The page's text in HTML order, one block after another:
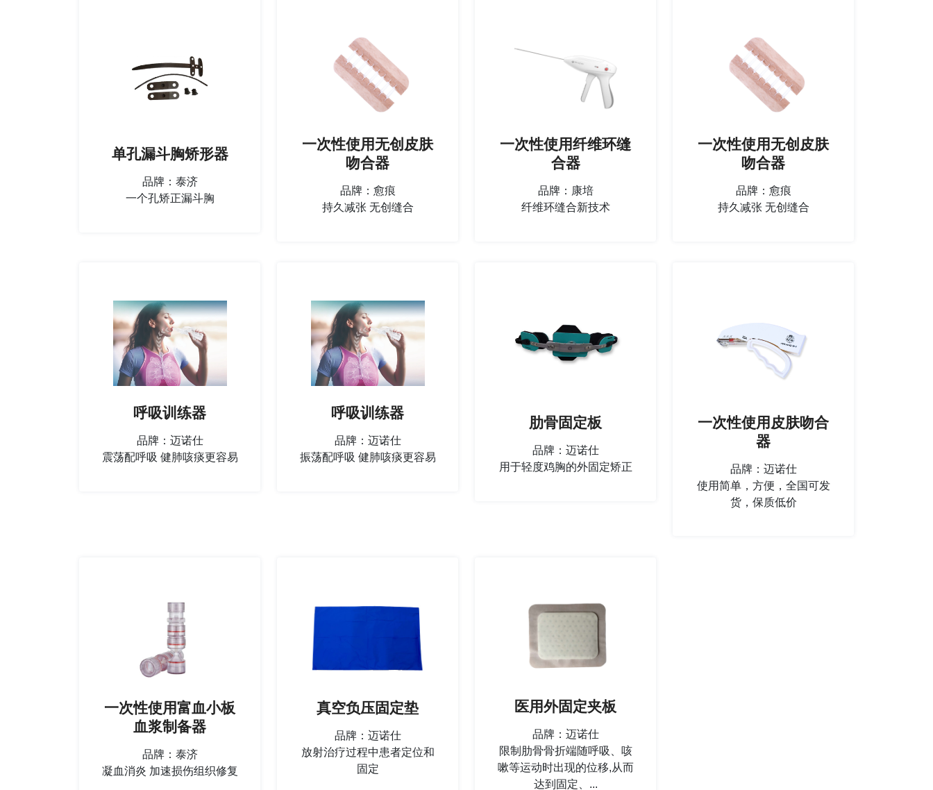
单孔漏斗胸矫形器
品牌：泰济
一个孔矫正漏斗胸
一次性使用无创皮肤
吻合器
品牌：愈痕
持久减张 无创缝合
一次性使用纤维环缝
合器
品牌：康培
纤维环缝合新技术
一次性使用无创皮肤
吻合器
品牌：愈痕
持久减张 无创缝合
呼吸训练器
品牌：迈诺仕
震荡配呼吸 健肺咳痰更容易
呼吸训练器
品牌：迈诺仕
振荡配呼吸 健肺咳痰更容易
肋骨固定板
品牌：迈诺仕
用于轻度鸡胸的外固定矫正
一次性使用皮肤吻合
器
品牌：迈诺仕
使用简单，方便，全国可发
货，保质低价
一次性使用富血小板
血浆制备器
品牌：泰济
凝血消炎 加速损伤组织修复
真空负压固定垫
品牌：迈诺仕
放射治疗过程中患者定位和
固定
医用外固定夹板
品牌：迈诺仕
限制肋骨骨折端随呼吸、咳
嗽等运动时出现的位移,从而
达到固定、...